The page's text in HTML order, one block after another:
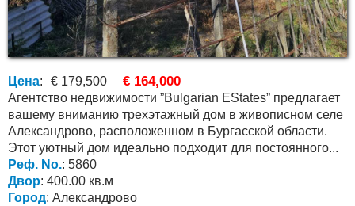
Цена: € 179,500 € 164,000
Агентство недвижимости ”Bulgarian EStates” предлагает
вашему вниманию трехэтажный дом в живописном селе
Александрово, расположенном в Бургасской области.
Этот уютный дом идеально подходит для постоянного...
Реф. No.: 5860
Двор: 400.00 кв.м
Город: Александрово